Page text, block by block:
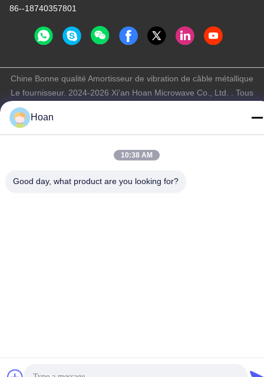
86--18740357801
Chine Bonne qualité Amortisseur de vibration de câble métallique
Le fournisseur. 2024-2026 Xi'an Hoan Microwave Co., Ltd. . Tous
Hoan
10:38 AM
Good day, what product are you looking for?